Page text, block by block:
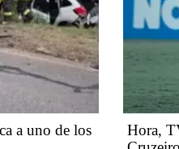
a uno de los
Hora,